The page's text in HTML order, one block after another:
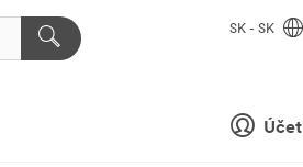
Účet
SK - SK